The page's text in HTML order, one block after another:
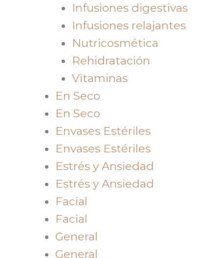
Infusiones digestivas
Infusiones relajantes
Nutricosmética
Rehidratación
Vitaminas
En Seco
En Seco
Envases Estériles
Envases Estériles
Estrés y Ansiedad
Estrés y Ansiedad
Facial
Facial
General
General